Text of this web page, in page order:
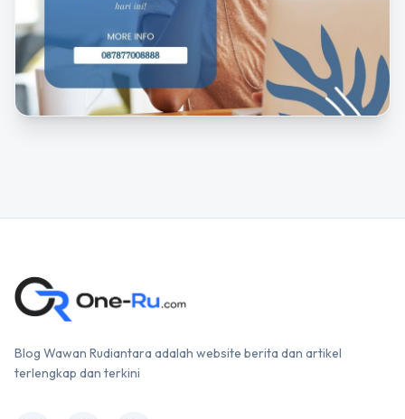
Blog Wawan Rudiantara adalah website berita dan artikel
terlengkap dan terkini